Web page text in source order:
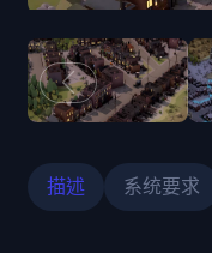
描述 系统要求